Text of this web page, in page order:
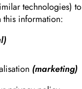
technologies) to
information:
(marketing)
la coulée.